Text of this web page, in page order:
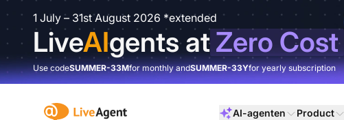
1 July – 31st August 2026 *extended
LiveAIgents atZero Cost
Use codeSUMMER-33Mfor monthly andSUMMER-33Yfor yearly subscription
:site.title AI-agenten Product